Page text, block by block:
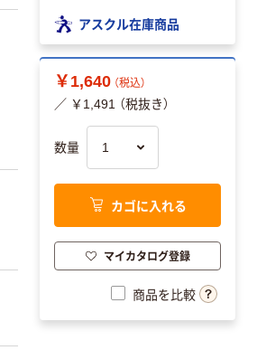
アスクル在庫商品
￥1,640 （税込）
／ ￥1,491 （税抜き）
数量
カゴに入れる
マイカタログ登録
商品を比較